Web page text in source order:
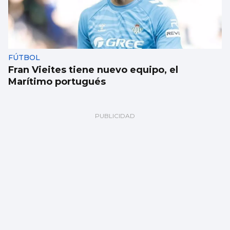
FÚTBOL
Fran Vieites tiene nuevo equipo, el
Marítimo portugués